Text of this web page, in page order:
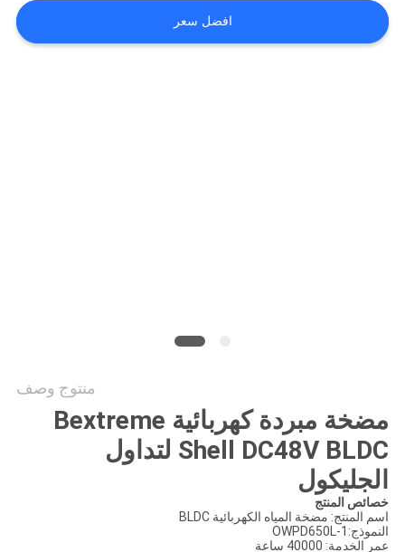
أخبار
افضل سعر
منتوج وصف
مضخة مبردة كهربائية Bextreme
Shell DC48V BLDC لتداول
الجليكول
خصائص المنتج
اسم المنتج: مضخة المياه الكهربائية BLDC
النموذج:OWPD650L-1
عمر الخدمة: 40000 ساعة